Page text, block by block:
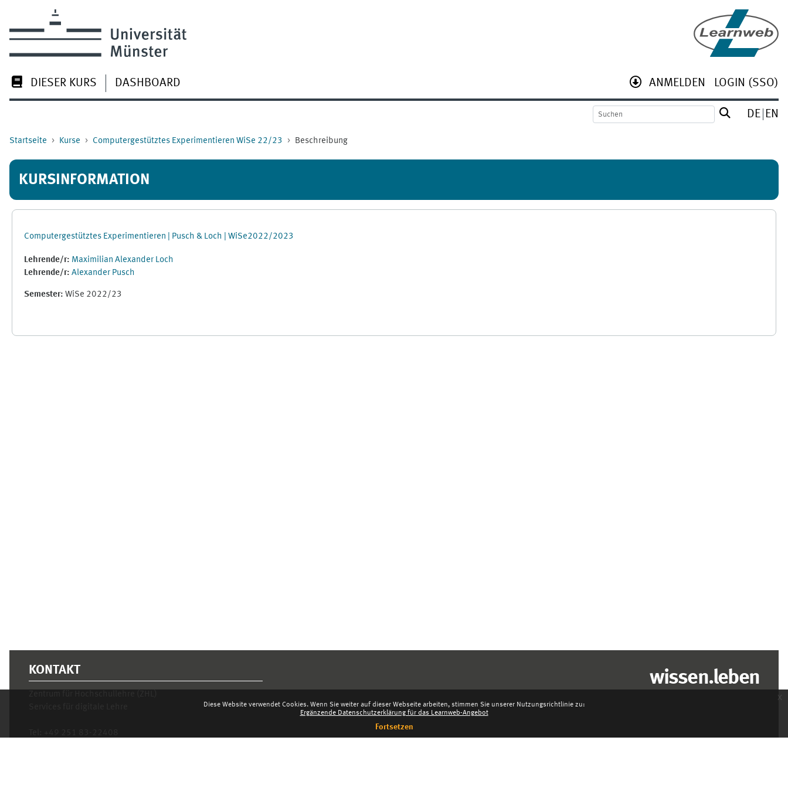
Diese Website verwendet Cookies. Wenn Sie weiter auf dieser Webseite arbeiten, stimmen Sie unserer Nutzungsrichtlinie zu:
Ergänzende Datenschutzerklärung für das Learnweb-Angebot
Fortsetzen
x
DIESER KURS DASHBOARD ANMELDEN LOGIN (SSO)
DE EN
Startseite Kurse Computergestütztes Experimentieren WiSe 22/23 Beschreibung
KURSINFORMATION
Computergestütztes Experimentieren | Pusch & Loch | WiSe2022/2023
Lehrende/r: Maximilian Alexander Loch
Lehrende/r: Alexander Pusch
Semester: WiSe 2022/23
KONTAKT wissen.leben